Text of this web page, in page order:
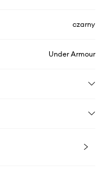
czarny
Under Armour